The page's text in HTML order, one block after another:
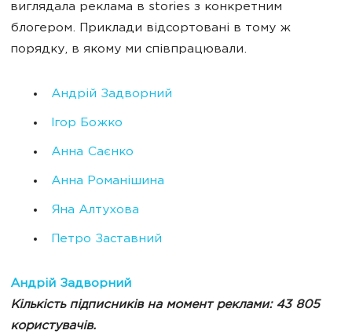
виглядала реклама в stories з конкретним
блогером. Приклади відсортовані в тому ж
порядку, в якому ми співпрацювали.
Андрій Задворний
Ігор Божко
Анна Саєнко
Анна Романішина
Яна Алтухова
Петро Заставний
Андрій Задворний
Кількість підписників на момент реклами: 43 805
користувачів.